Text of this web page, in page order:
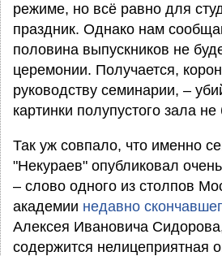
режиме, но всё равно для
праздник. Однако нам
половина выпускников не
церемонии. Получается,
руководству семинарии, –
картинки полупустого зала не
Так уж совпало, что именно
"Некураев" опубликовал
– слово одного из столпов
академии недавно
Алексея Ивановича
содержится нелицеприятная